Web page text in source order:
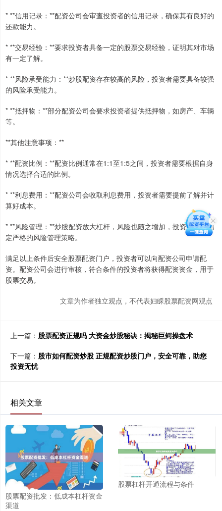
* **信用记录：**配资公司会审查投资者的信用记录，确保其有良好的
还款能力。
* **交易经验：**要求投资者具备一定的股票交易经验，证明其对市场
有一定了解。
* **风险承受能力：**炒股配资存在较高的风险，投资者需要具备较强
的风险承受能力。
* **抵押物：**部分配资公司会要求投资者提供抵押物，如房产、车辆
等。
**其他注意事项：**
* **配资比例：**配资比例通常在1:1至1:5之间，投资者需要根据自身
情况选择合适的比例。
* **利息费用：**配资公司会收取利息费用，投资者需要提前了解并计
算好成本。
* **风险管理：**炒股配资放大杠杆，风险也随之增加，投资者需要制
定严格的风险管理策略。
满足以上条件后安全股票配资门户，投资者可以向配资公司申请配
资。配资公司会进行审核，符合条件的投资者将获得配资资金，用于
股票交易。
文章为作者独立观点，不代表妇睬股票配资网观点
上一篇： 股票配资正规吗 大资金炒股秘诀：揭秘巨鳄操盘术
下一篇： 股市如何配资炒股 正规配资炒股门户，安全可靠，助您
投资无忧
相关文章
股票配资批发：低成本杠杆资金
渠道
股票杠杆开通流程与条件